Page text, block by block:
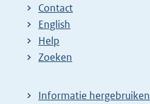
Contact
English
Help
Zoeken
Informatie hergebruiken